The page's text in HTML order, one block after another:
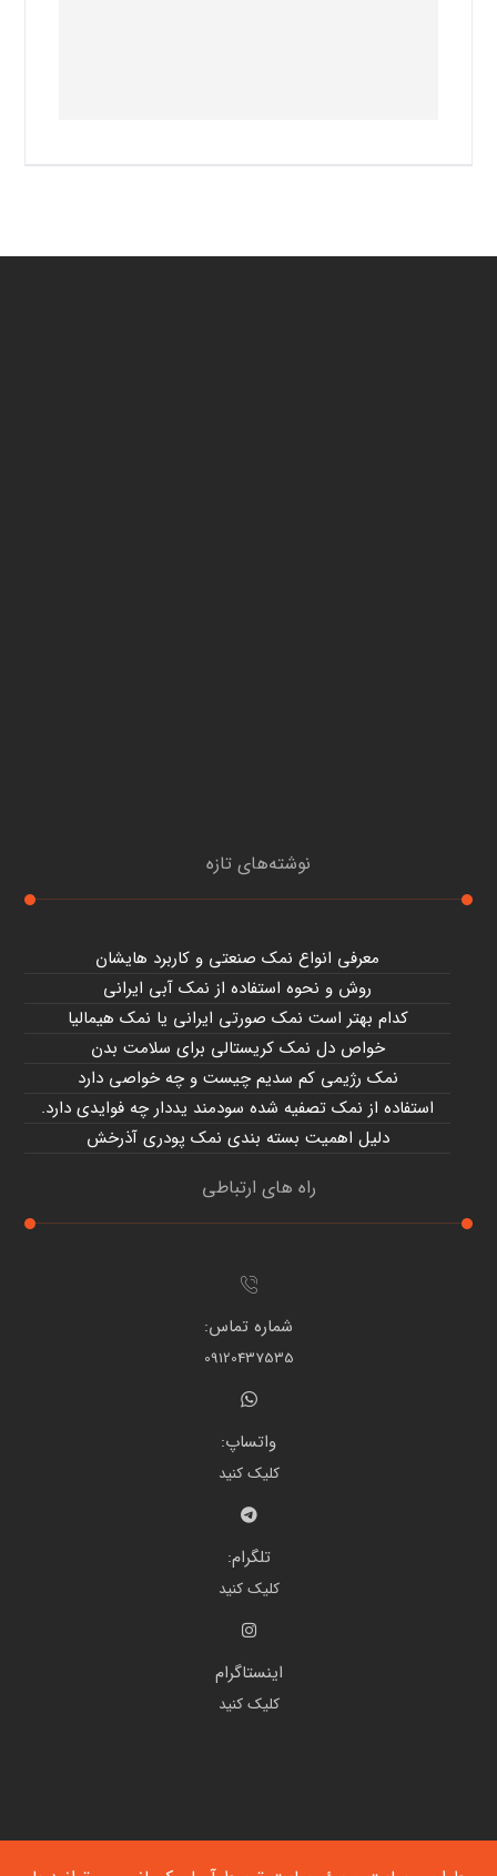
نوشته‌های تازه
معرفی انواع نمک صنعتی و کاربرد هایشان
روش و نحوه استفاده از نمک آبی ایرانی
کدام بهتر است نمک صورتی ایرانی یا نمک هیمالیا
خواص دل نمک کریستالی برای سلامت بدن
نمک رژیمی کم سدیم چیست و چه خواصی دارد
استفاده از نمک تصفیه شده سودمند یددار چه فوایدی دارد.
دلیل اهمیت بسته بندی نمک پودری آذرخش
راه های ارتباطی
شماره تماس:
09120437535
واتساپ:
کلیک کنید
تلگرام:
کلیک کنید
اینستاگرام
کلیک کنید